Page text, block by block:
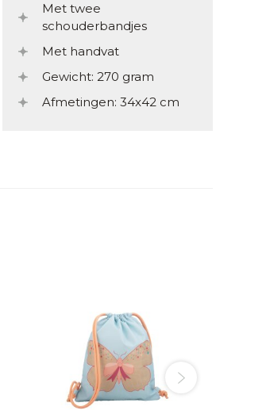
Met twee
schouderbandjes
Met handvat
Gewicht: 270 gram
Afmetingen: 34x42 cm